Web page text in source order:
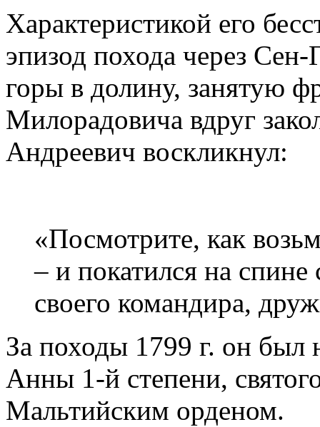
Характеристикой его
эпизод похода через
горы в долину, занятую
Милорадовича вдруг
Андреевич воскликнул:
«Посмотрите, как
– и покатился на
своего командира,
За походы 1799 г. он был
Анны 1-й степени,
Мальтийским орденом.